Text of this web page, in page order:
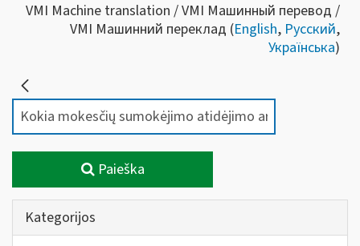
VMI Machine translation / VMI Машинный перевод /
VMI Машинний переклад (English, Русский,
Українська)
Paieška
Kategorijos